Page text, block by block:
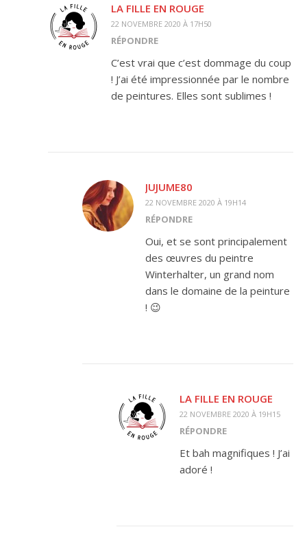
LA FILLE EN ROUGE
22 NOVEMBRE 2020 À 17H50
RÉPONDRE
C’est vrai que c’est dommage du coup
! J’ai été impressionnée par le nombre
de peintures. Elles sont sublimes !
JUJUME80
22 NOVEMBRE 2020 À 19H14
RÉPONDRE
Oui, et se sont principalement
des œuvres du peintre
Winterhalter, un grand nom
dans le domaine de la peinture
! 😉
LA FILLE EN ROUGE
22 NOVEMBRE 2020 À 19H15
RÉPONDRE
Et bah magnifiques ! J’ai
adoré !